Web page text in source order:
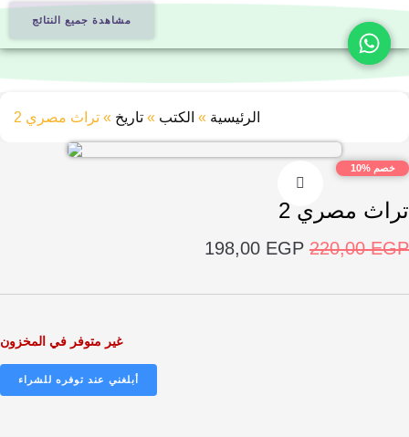
مشاهدة جميع النتائج
الرئيسية »الكتب »تاريخ»تراث مصري 2
مصري 2
220,00 السعر198,00EGP
السعر
غير متوفر في المخزون